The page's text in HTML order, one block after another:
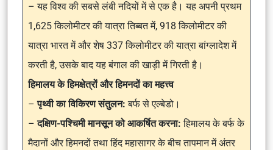
– यह विश्व की सबसे लंबी नदियों में से एक है। यह अपनी प्रथम
1,625 किलोमीटर की यात्रा तिब्बत में, 918 किलोमीटर की
यात्रा भारत में और शेष 337 किलोमीटर की यात्रा बांग्लादेश में
करती है, उसके बाद यह बंगाल की खाड़ी में गिरती है।
हिमालय के हिमक्षेत्रों और हिमनदों का महत्त्व
–पृथ्वी का विकिरण संतुलन:बर्फ से एल्बेडो।
–दक्षिण-पश्चिमी मानसून को आकर्षित करना: हिमालय के बर्फ के
मैदानों और हिमनदों तथा हिंद महासागर के बीच तापमान में अंतर